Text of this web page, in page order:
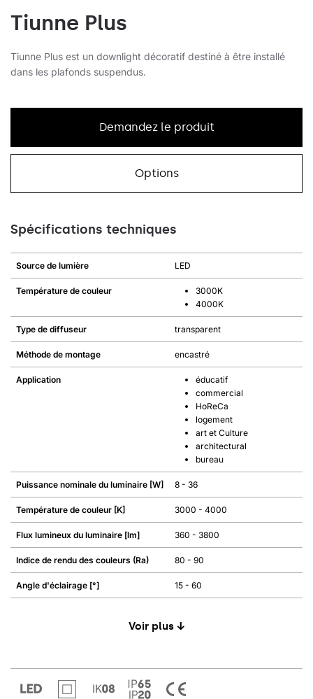
Tiunne Plus
Tiunne Plus est un downlight décoratif destiné à être installé
dans les plafonds suspendus.
Demandez le produit
Options
Spécifications techniques
Source de lumière LED
Température de couleur
3000K
4000K
Type de diffuseur transparent
Méthode de montage encastré
Application
éducatif
commercial
HoReCa
logement
art et Culture
architectural
bureau
Puissance nominale du luminaire [W] 8 - 36
Température de couleur [K] 3000 - 4000
Flux lumineux du luminaire [lm] 360 - 3800
Indice de rendu des couleurs (Ra) 80 - 90
Angle d'éclairage [°] 15 - 60
Voir plus ↓